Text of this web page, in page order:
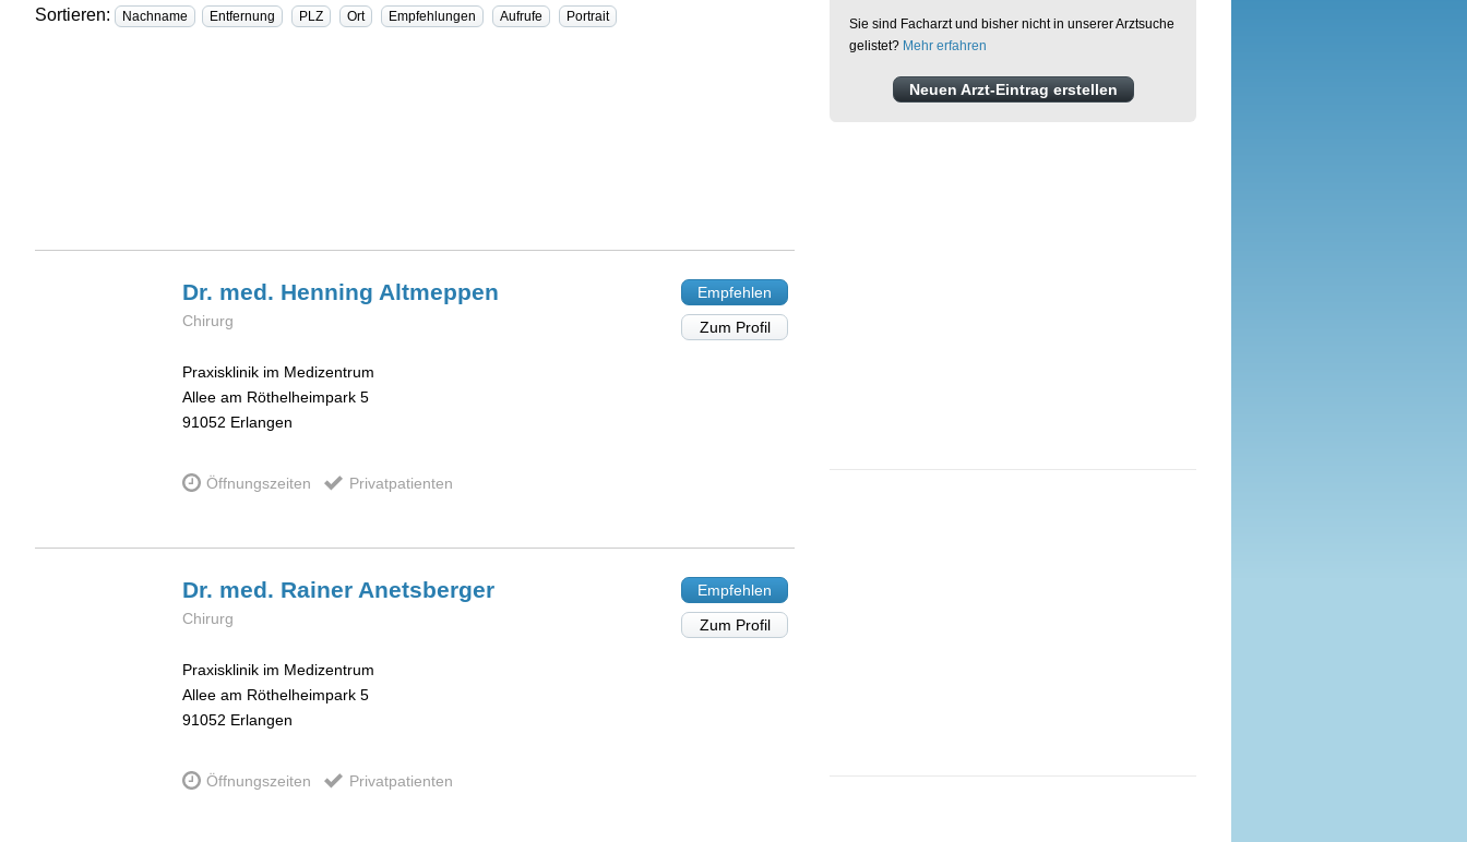
Sortieren: Nachname Entfernung PLZ Ort Empfehlungen Aufrufe Portrait
Dr. med. Henning Altmeppen
Chirurg
Praxisklinik im Medizentrum
Allee am Röthelheimpark 5
91052 Erlangen
Öffnungszeiten Privatpatienten
Empfehlen
Zum Profil
Dr. med. Rainer Anetsberger
Chirurg
Praxisklinik im Medizentrum
Allee am Röthelheimpark 5
91052 Erlangen
Öffnungszeiten Privatpatienten
Empfehlen
Zum Profil
Sie sind Facharzt und bisher nicht in unserer Arztsuche
gelistet? Mehr erfahren
Neuen Arzt-Eintrag erstellen